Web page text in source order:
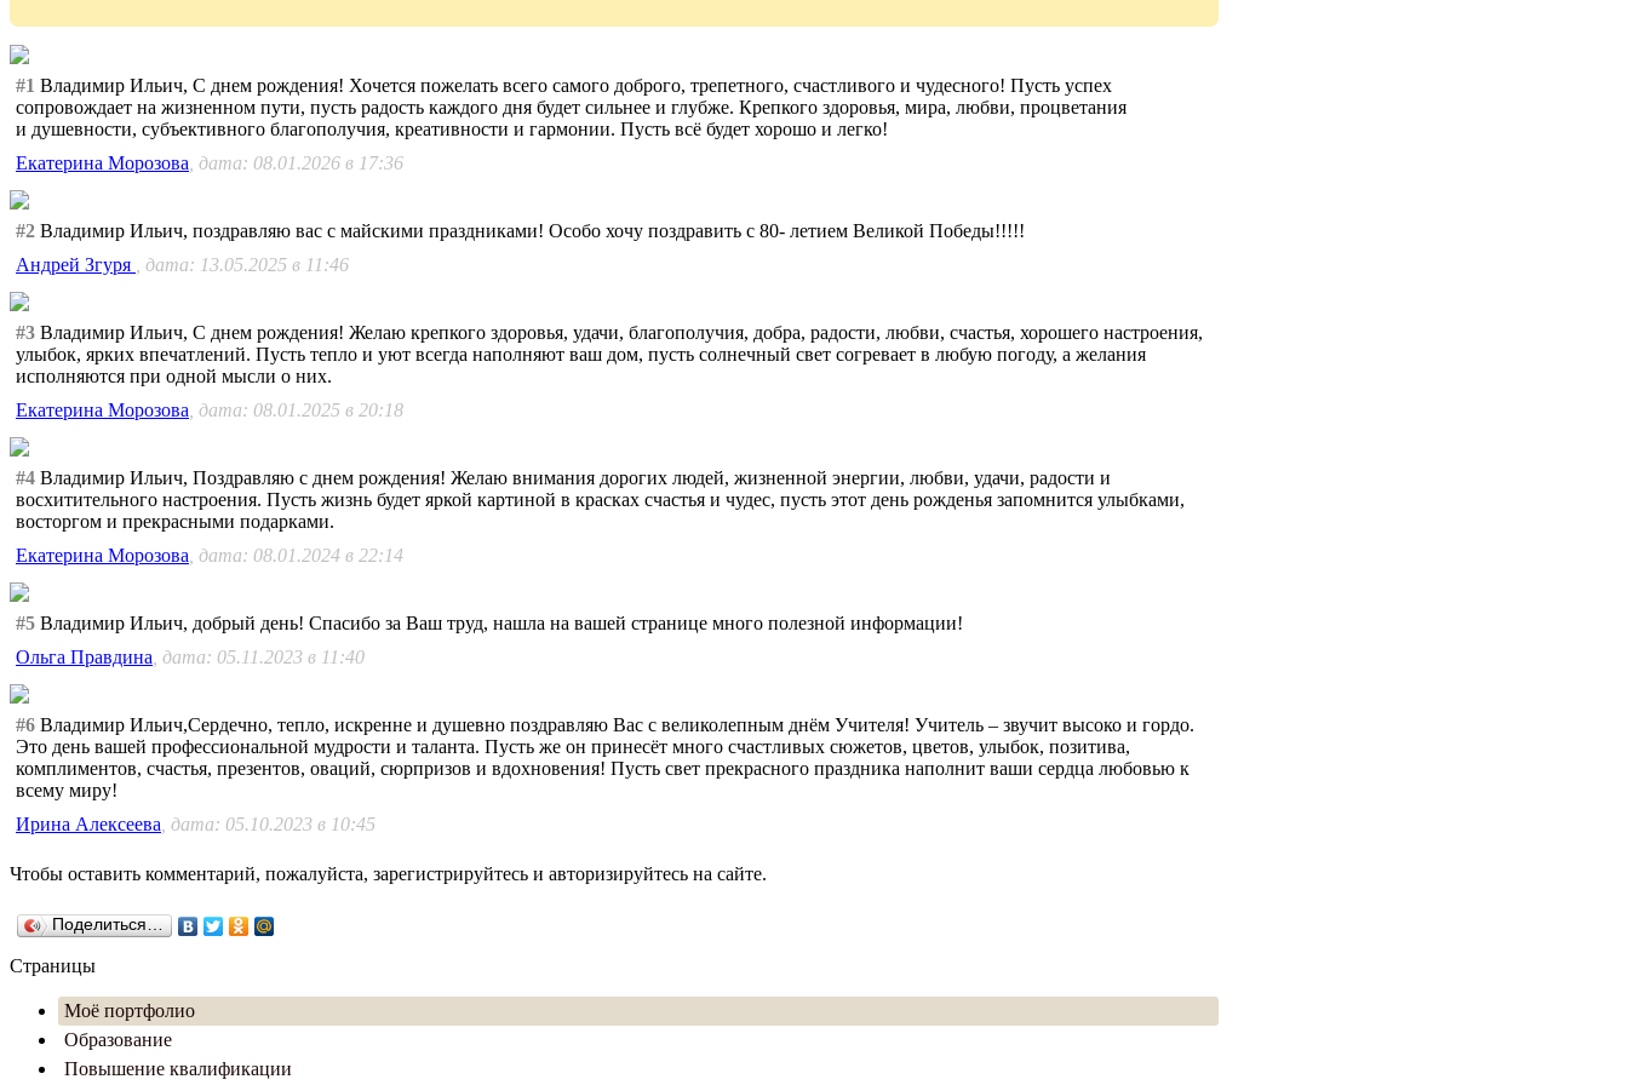
#1 Владимир Ильич, С днем рождения! Хочется пожелать всего самого доброго, трепетного, счастливого и чудесного! Пусть успех
сопровождает на жизненном пути, пусть радость каждого дня будет сильнее и глубже. Крепкого здоровья, мира, любви, процветания
и душевности, субъективного благополучия, креативности и гармонии. Пусть всё будет хорошо и легко!
Екатерина Морозова , дата: 08.01.2026 в 17:36
#2 Владимир Ильич, поздравляю вас с майскими праздниками! Особо хочу поздравить с 80- летием Великой Победы!!!!!
Андрей Згуря
, дата: 13.05.2025 в 11:46
#3 Владимир Ильич, С днем рождения! Желаю крепкого здоровья, удачи, благополучия, добра, радости, любви, счастья, хорошего настроения,
улыбок, ярких впечатлений. Пусть тепло и уют всегда наполняют ваш дом, пусть солнечный свет согревает в любую погоду, а желания
исполняются при одной мысли о них.
Екатерина Морозова , дата: 08.01.2025 в 20:18
#4 Владимир Ильич, Поздравляю с днем рождения! Желаю внимания дорогих людей, жизненной энергии, любви, удачи, радости и
восхитительного настроения. Пусть жизнь будет яркой картиной в красках счастья и чудес, пусть этот день рожденья запомнится улыбками,
восторгом и прекрасными подарками.
Екатерина Морозова , дата: 08.01.2024 в 22:14
#5 Владимир Ильич, добрый день! Спасибо за Ваш труд, нашла на вашей странице много полезной информации!
Ольга Правдина , дата: 05.11.2023 в 11:40
#6 Владимир Ильич,Сердечно, тепло, искренне и душевно поздравляю Вас с великолепным днём Учителя! Учитель – звучит высоко и гордо.
Это день вашей профессиональной мудрости и таланта. Пусть же он принесёт много счастливых сюжетов, цветов, улыбок, позитива,
комплиментов, счастья, презентов, оваций, сюрпризов и вдохновения! Пусть свет прекрасного праздника наполнит ваши сердца любовью к
всему миру!
Ирина Алексеева , дата: 05.10.2023 в 10:45
Чтобы оставить комментарий, пожалуйста, зарегистрируйтесь и авторизируйтесь на сайте.
Поделиться…
Страницы
Моё портфолио
Образование
Повышение квалификации